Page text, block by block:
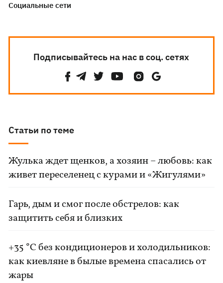
Социальные сети
Подписывайтесь на нас в соц. сетях
Статьи по теме
Жулька ждет щенков, а хозяин – любовь: как
живет переселенец с курами и «Жигулями»
Гарь, дым и смог после обстрелов: как
защитить себя и близких
+35 °C без кондиционеров и холодильников:
как киевляне в былые времена спасались от
жары